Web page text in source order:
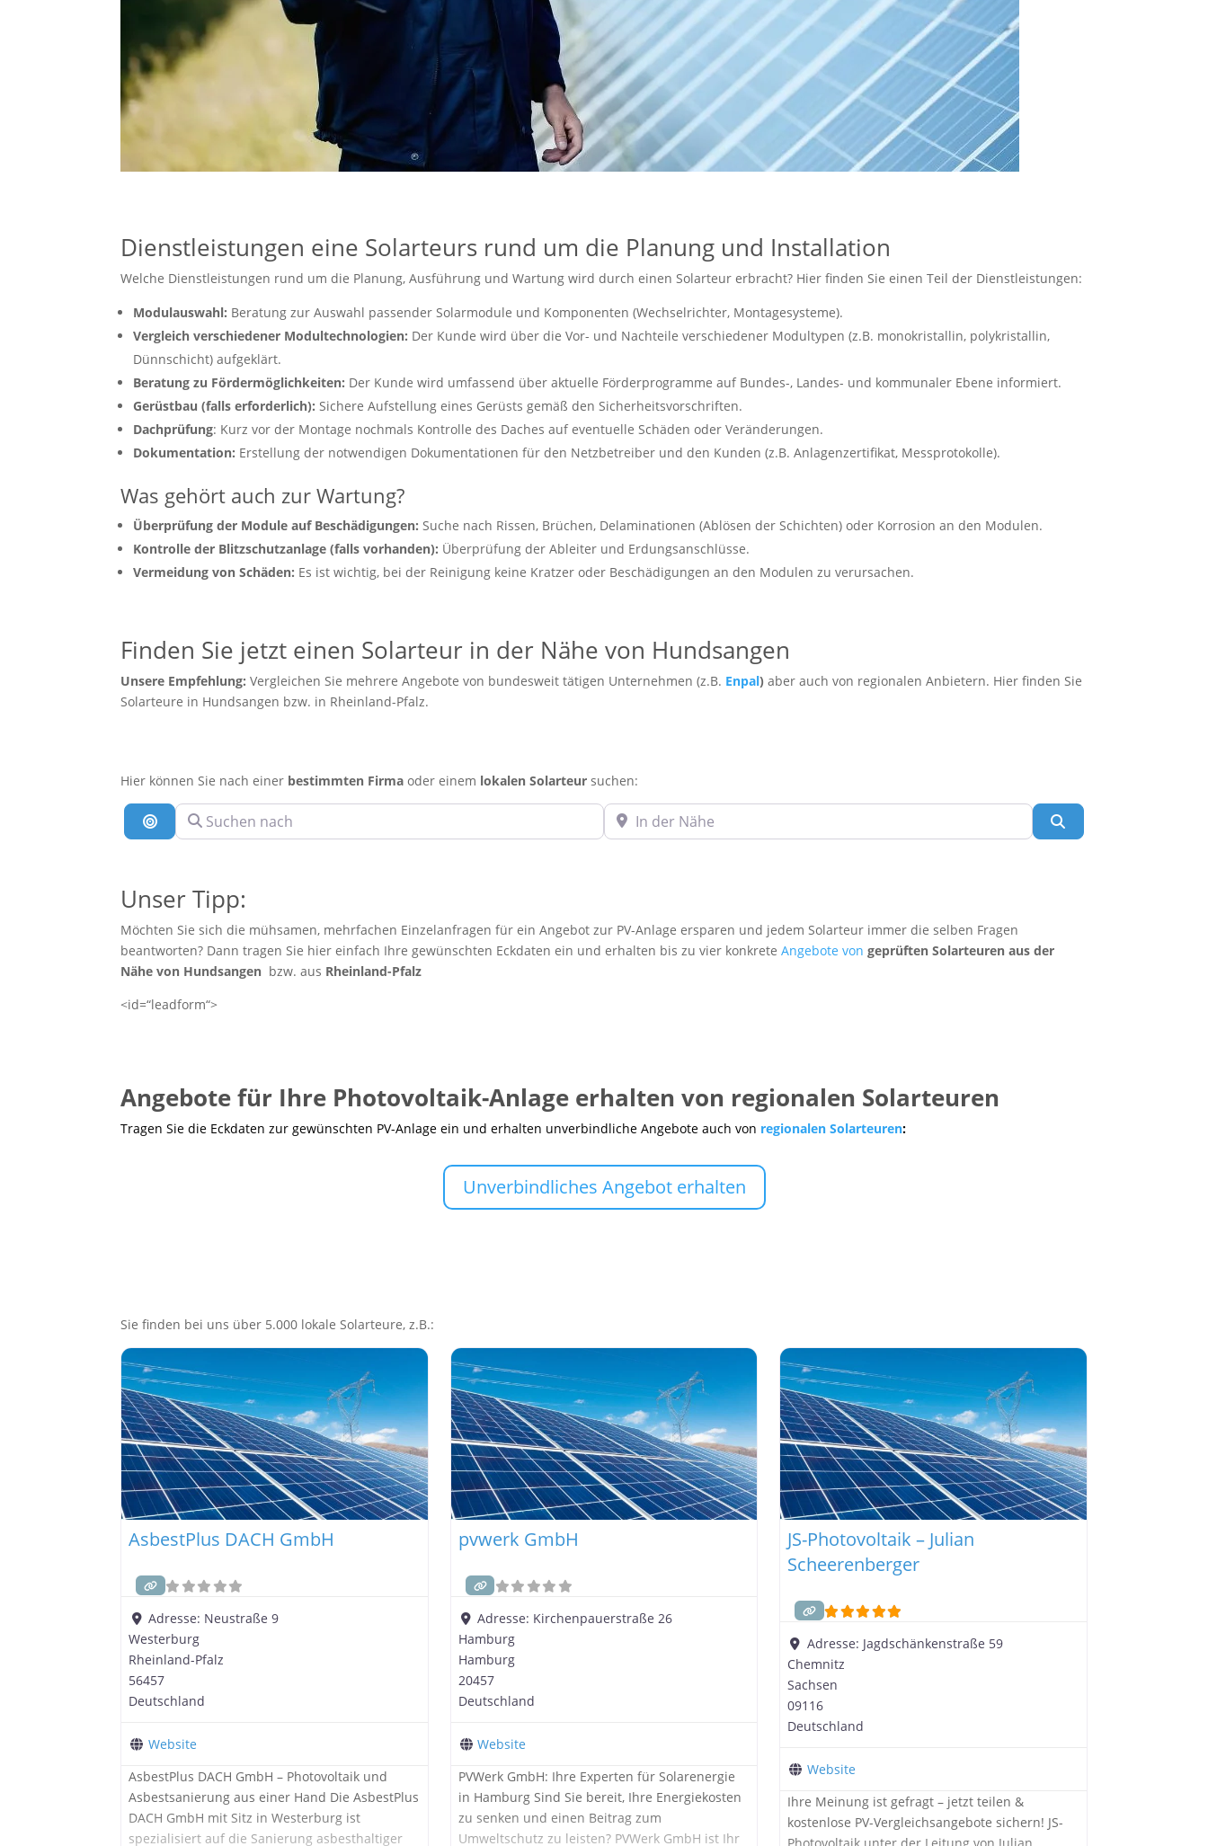
Dienstleistungen eine Solarteurs rund um die Planung und Installation
Welche Dienstleistungen rund um die Planung, Ausführung und Wartung wird durch einen Solarteur erbracht? Hier finden Sie einen Teil der Dienstleistungen:
Modulauswahl: Beratung zur Auswahl passender Solarmodule und Komponenten (Wechselrichter, Montagesysteme).
Vergleich verschiedener Modultechnologien: Der Kunde wird über die Vor- und Nachteile verschiedener Modultypen (z.B. monokristallin, polykristallin,
Dünnschicht) aufgeklärt.
Beratung zu Fördermöglichkeiten: Der Kunde wird umfassend über aktuelle Förderprogramme auf Bundes-, Landes- und kommunaler Ebene informiert.
Gerüstbau (falls erforderlich): Sichere Aufstellung eines Gerüsts gemäß den Sicherheitsvorschriften.
Dachprüfung: Kurz vor der Montage nochmals Kontrolle des Daches auf eventuelle Schäden oder Veränderungen.
Dokumentation: Erstellung der notwendigen Dokumentationen für den Netzbetreiber und den Kunden (z.B. Anlagenzertifikat, Messprotokolle).
Was gehört auch zur Wartung?
Überprüfung der Module auf Beschädigungen: Suche nach Rissen, Brüchen, Delaminationen (Ablösen der Schichten) oder Korrosion an den Modulen.
Kontrolle der Blitzschutzanlage (falls vorhanden): Überprüfung der Ableiter und Erdungsanschlüsse.
Vermeidung von Schäden: Es ist wichtig, bei der Reinigung keine Kratzer oder Beschädigungen an den Modulen zu verursachen.
Finden Sie jetzt einen Solarteur in der Nähe von Hundsangen
Unsere Empfehlung: Vergleichen Sie mehrere Angebote von bundesweit tätigen Unternehmen (z.B. Enpal) aber auch von regionalen Anbietern. Hier finden Sie
Solarteure in Hundsangen bzw. in Rheinland-Pfalz.
Hier können Sie nach einer bestimmten Firma oder einem lokalen Solarteur suchen:
Suche nach Entfernung
Suchen nach In der Nähe
Unser Tipp:
Möchten Sie sich die mühsamen, mehrfachen Einzelanfragen für ein Angebot zur PV-Anlage ersparen und jedem Solarteur immer die selben Fragen
beantworten? Dann tragen Sie hier einfach Ihre gewünschten Eckdaten ein und erhalten bis zu vier konkreteAngebote vongeprüften Solarteuren aus der
Nähe von Hundsangen bzw. aus Rheinland-Pfalz
<id=“leadform“>
Angebote für Ihre Photovoltaik-Anlage erhalten von regionalen Solarteuren
Tragen Sie die Eckdaten zur gewünschten PV-Anlage ein und erhalten unverbindliche Angebote auch von regionalen Solarteuren:
Unverbindliches Angebot erhalten
Sie finden bei uns über 5.000 lokale Solarteure, z.B.:
AsbestPlus DACH GmbH
Adresse: Neustraße 9
Westerburg
Rheinland-Pfalz
56457
Deutschland
Website
AsbestPlus DACH GmbH – Photovoltaik und
Asbestsanierung aus einer Hand Die AsbestPlus
DACH GmbH mit Sitz in Westerburg ist
spezialisiert auf die Sanierung asbesthaltiger
pvwerk GmbH
Adresse: Kirchenpauerstraße 26
Hamburg
Hamburg
20457
Deutschland
Website
PVWerk GmbH: Ihre Experten für Solarenergie
in Hamburg Sind Sie bereit, Ihre Energiekosten
zu senken und einen Beitrag zum
Umweltschutz zu leisten? PVWerk GmbH ist Ihr
JS-Photovoltaik – Julian
Scheerenberger
Adresse: Jagdschänkenstraße 59
Chemnitz
Sachsen
09116
Deutschland
Website
Ihre Meinung ist gefragt – jetzt teilen &
kostenlose PV-Vergleichsangebote sichern! JS-